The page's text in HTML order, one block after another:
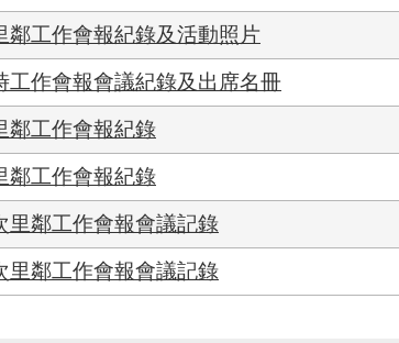
鄰工作會報紀錄及活動照片
工作會報會議紀錄及出席名冊
鄰工作會報紀錄
鄰工作會報紀錄
里鄰工作會報會議記錄
里鄰工作會報會議記錄